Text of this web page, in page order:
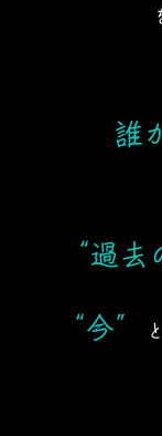
誰
“過去
“今”